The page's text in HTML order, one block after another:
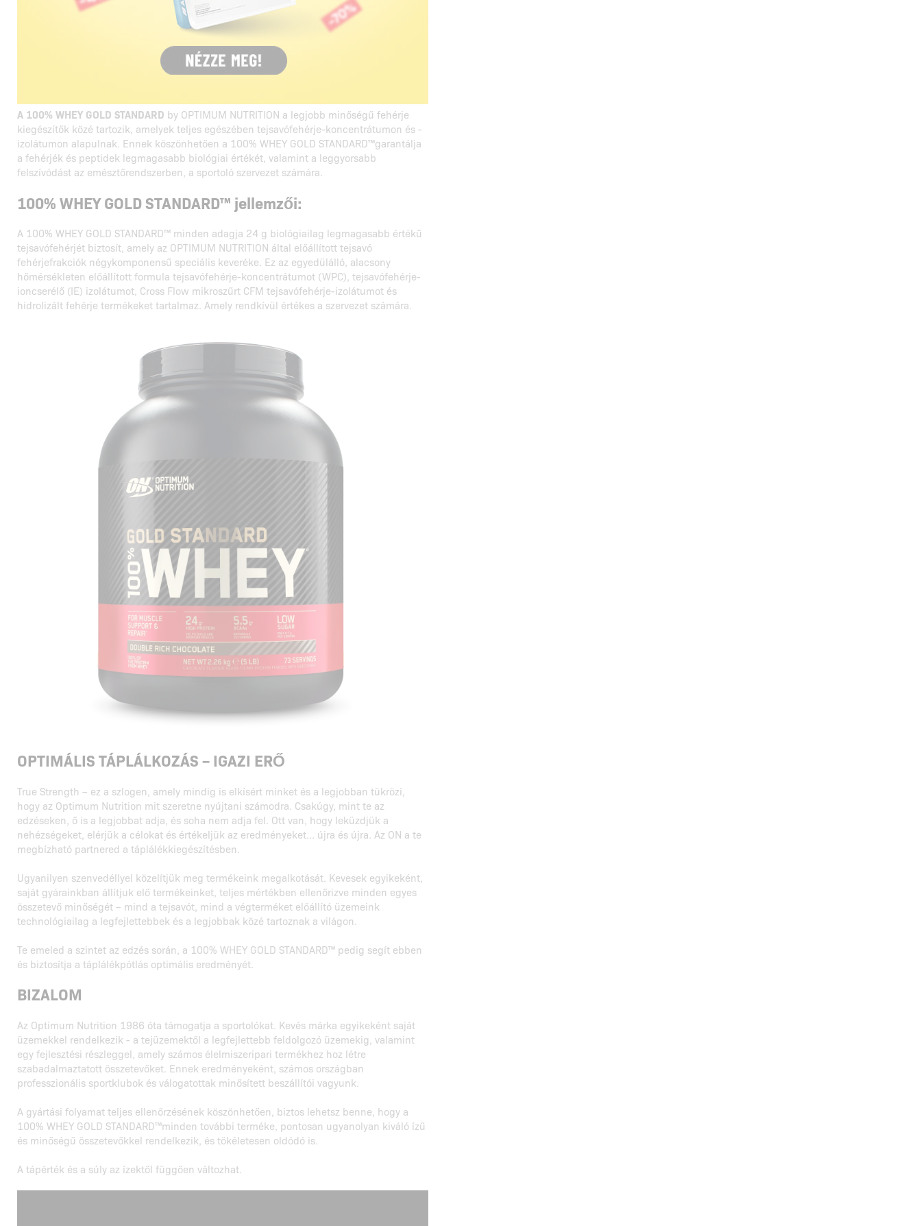
A 100% WHEY GOLD STANDARD by OPTIMUM NUTRITION a legjobb minőségű fehérje
kiegészítők közé tartozik, amelyek teljes egészében tejsavófehérje-koncentrátumon és -
izolátumon alapulnak. Ennek köszönhetően a 100% WHEY GOLD STANDARD™garantálja
a fehérjék és peptidek legmagasabb biológiai értékét, valamint a leggyorsabb
felszívódást az emésztőrendszerben, a sportoló szervezet számára.
100% WHEY GOLD STANDARD™ jellemzői:
A 100% WHEY GOLD STANDARD™ minden adagja 24 g biológiailag legmagasabb értékű
tejsavófehérjét biztosít, amely az OPTIMUM NUTRITION által előállított tejsavó
fehérjefrakciók négykomponensű speciális keveréke. Ez az egyedülálló, alacsony
hőmérsékleten előállított formula tejsavófehérje-koncentrátumot (WPC), tejsavófehérje-
ioncserélő (IE) izolátumot, Cross Flow mikroszűrt CFM tejsavófehérje-izolátumot és
hidrolizált fehérje termékeket tartalmaz. Amely rendkívül értékes a szervezet számára.
OPTIMÁLIS TÁPLÁLKOZÁS – IGAZI ERŐ
True Strength – ez a szlogen, amely mindig is elkísért minket és a legjobban tükrözi,
hogy az Optimum Nutrition mit szeretne nyújtani számodra. Csakúgy, mint te az
edzéseken, ő is a legjobbat adja, és soha nem adja fel. Ott van, hogy leküzdjük a
nehézségeket, elérjük a célokat és értékeljük az eredményeket... újra és újra. Az ON a te
megbízható partnered a táplálékkiegészítésben.
Ugyanilyen szenvedéllyel közelítjük meg termékeink megalkotását. Kevesek egyikeként,
saját gyárainkban állítjuk elő termékeinket, teljes mértékben ellenőrizve minden egyes
összetevő minőségét – mind a tejsavót, mind a végterméket előállító üzemeink
technológiailag a legfejlettebbek és a legjobbak közé tartoznak a világon.
Te emeled a szintet az edzés során, a 100% WHEY GOLD STANDARD™ pedig segít ebben
és biztosítja a táplálékpótlás optimális eredményét.
BIZALOM
Az Optimum Nutrition 1986 óta támogatja a sportolókat. Kevés márka egyikeként saját
üzemekkel rendelkezik - a tejüzemektől a legfejlettebb feldolgozó üzemekig, valamint
egy fejlesztési részleggel, amely számos élelmiszeripari termékhez hoz létre
szabadalmaztatott összetevőket. Ennek eredményeként, számos országban
professzionális sportklubok és válogatottak minősített beszállítói vagyunk.
A gyártási folyamat teljes ellenőrzésének köszönhetően, biztos lehetsz benne, hogy a
100% WHEY GOLD STANDARD™minden további terméke, pontosan ugyanolyan kiváló ízű
és minőségű összetevőkkel rendelkezik, és tökéletesen oldódó is.
A tápérték és a súly az ízektől függően változhat.